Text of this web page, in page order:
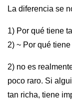
La diferencia se
1) Por qué tiene
2) ~ Por qué
2) no es
poco raro. Si
tan richa, tiene